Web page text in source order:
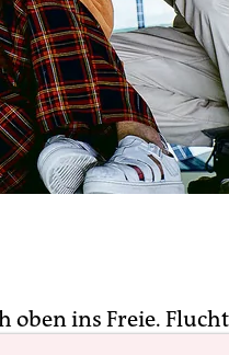
oben ins Freie.